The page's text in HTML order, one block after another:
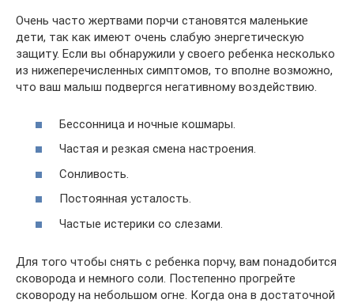
Очень часто жертвами порчи становятся маленькие
дети, так как имеют очень слабую энергетическую
защиту. Если вы обнаружили у своего ребенка несколько
из нижеперечисленных симптомов, то вполне возможно,
что ваш малыш подвергся негативному воздействию.
Бессонница и ночные кошмары.
Частая и резкая смена настроения.
Сонливость.
Постоянная усталость.
Частые истерики со слезами.
Для того чтобы снять с ребенка порчу, вам понадобится
сковорода и немного соли. Постепенно прогрейте
сковороду на небольшом огне. Когда она в достаточной